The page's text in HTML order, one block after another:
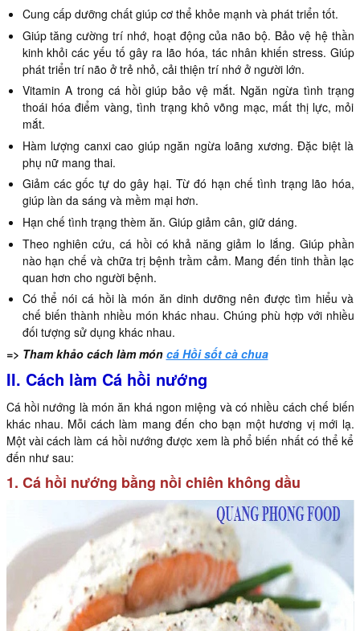
Cung cấp dưỡng chất giúp cơ thể khỏe mạnh và phát triển tốt.
Giúp tăng cường trí nhớ, hoạt động của não bộ. Bảo vệ hệ thần
kinh khỏi các yếu tố gây ra lão hóa, tác nhân khiến stress. Giúp
phát triển trí não ở trẻ nhỏ, cải thiện trí nhớ ở người lớn.
Vitamin A trong cá hồi giúp bảo vệ mắt. Ngăn ngừa tình trạng
thoái hóa điểm vàng, tình trạng khô võng mạc, mất thị lực, mỏi
mắt.
Hàm lượng canxi cao giúp ngăn ngừa loãng xương. Đặc biệt là
phụ nữ mang thai.
Giảm các gốc tự do gây hại. Từ đó hạn chế tình trạng lão hóa,
giúp làn da sáng và mềm mại hơn.
Hạn chế tình trạng thèm ăn. Giúp giảm cân, giữ dáng.
Theo nghiên cứu, cá hồi có khả năng giảm lo lắng. Giúp phần
nào hạn chế và chữa trị bệnh trầm cảm. Mang đến tinh thần lạc
quan hơn cho người bệnh.
Có thể nói cá hồi là món ăn dinh dưỡng nên được tìm hiểu và
chế biến thành nhiều món khác nhau. Chúng phù hợp với nhiều
đối tượng sử dụng khác nhau.
=> Tham khảo cách làm món cá Hồi sốt cà chua
II. Cách làm Cá hồi nướng
Cá hồi nướng là món ăn khá ngon miệng và có nhiều cách chế biến
khác nhau. Mỗi cách làm mang đến cho bạn một hương vị mới lạ.
Một vài cách làm cá hồi nướng được xem là phổ biến nhất có thể kể
đến như sau:
1. Cá hồi nướng bằng nồi chiên không dầu